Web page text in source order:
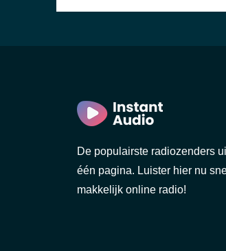
De populairste radiozenders
één pagina. Luister hier nu
makkelijk online radio!